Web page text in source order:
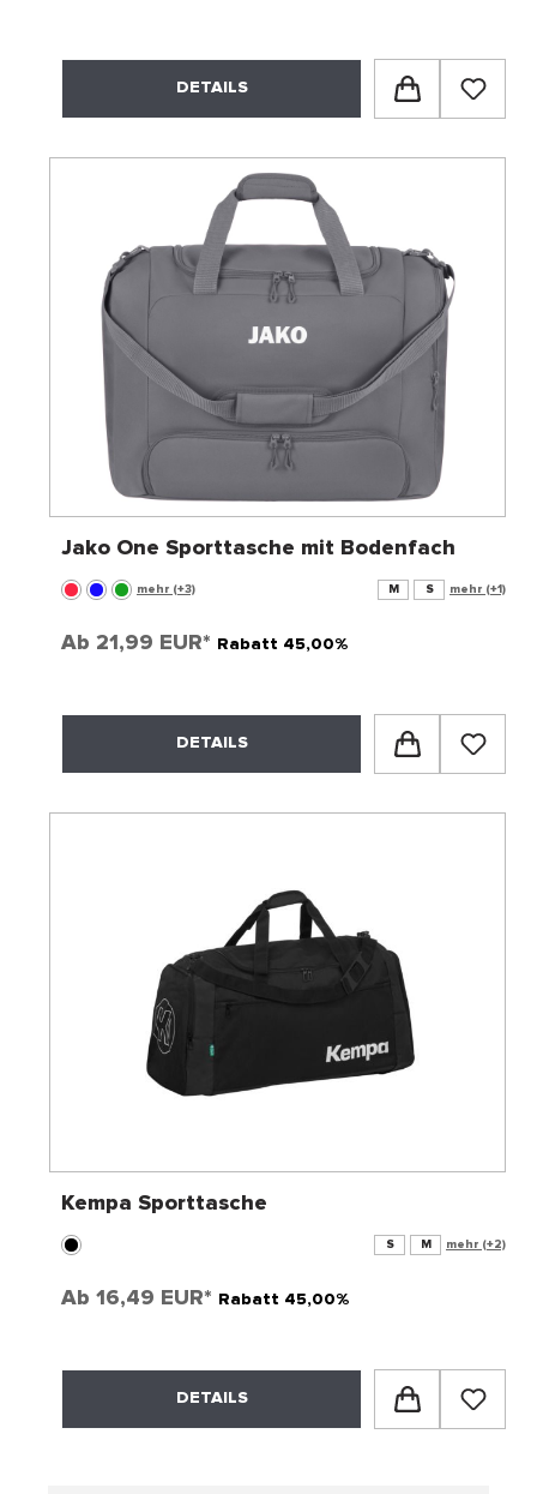
DETAILS
Jako One Sporttasche mit Bodenfach
mehr (+3) M S mehr (+1)
Ab 21,99 EUR* Rabatt 45,00%
DETAILS
Kempa Sporttasche
S M mehr (+2)
Ab 16,49 EUR* Rabatt 45,00%
DETAILS